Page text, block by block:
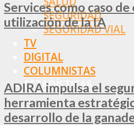
SEGURIDAD
SEGURIDAD VIAL
TV
DIGITAL
COLUMNISTAS
ESTADÍSTICAS
Services como caso
utilización de la IA
ADIRA impulsa el
herramienta
desarrollo de la